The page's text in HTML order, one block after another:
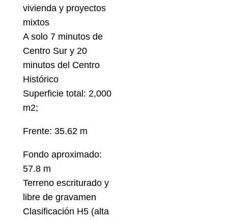
vivienda y proyectos
mixtos
A solo 7 minutos de
Centro Sur y 20
minutos del Centro
Histórico
Superficie total: 2,000
m2;
Frente: 35.62 m
Fondo aproximado:
57.8 m
Terreno escriturado y
libre de gravamen
Clasificación H5 (alta